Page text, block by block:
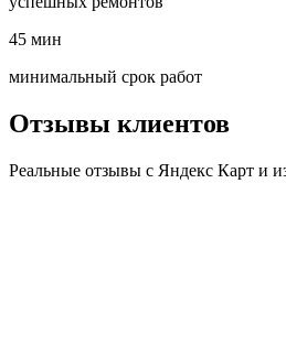
45 мин
минимальный срок работ
Отзывы клиентов
Реальные отзывы с Яндекс Карт и